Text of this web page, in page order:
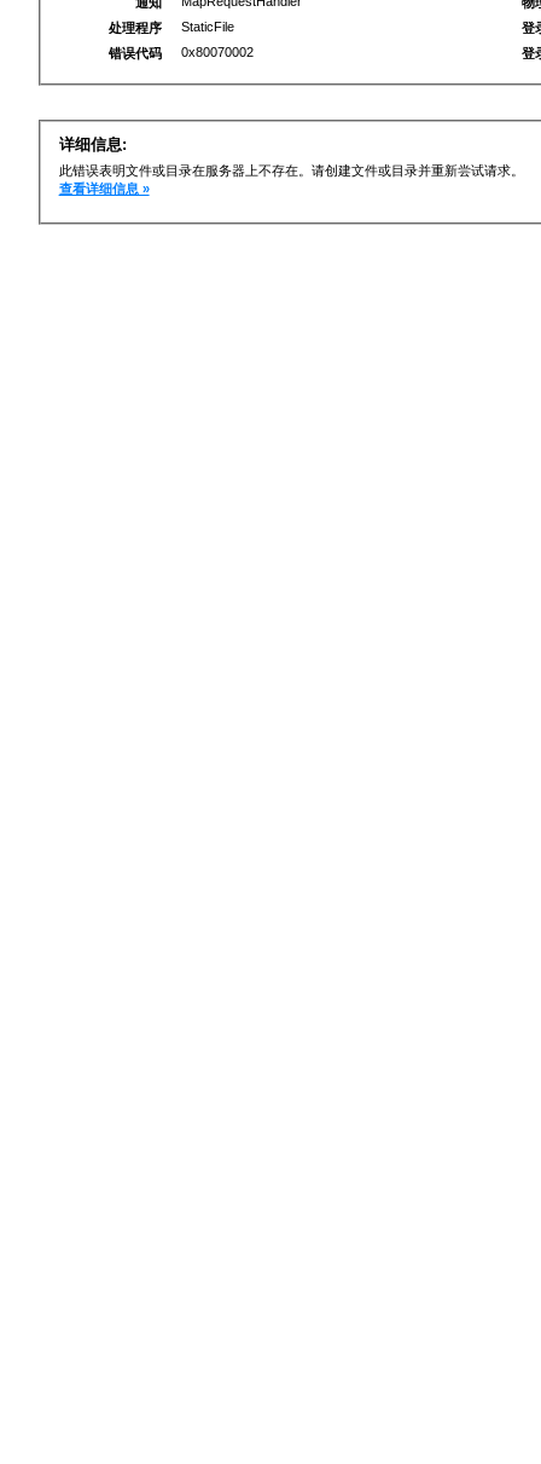
处理程序
StaticFile
错误代码
0x80070002
登
登
详细信息:
此错误表明文件或目录在服务器上不存在。请创建文件或目录并重新尝试请求。
查看详细信息 »